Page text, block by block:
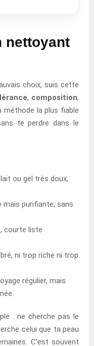
nettoyant
choix, suis cette
, composition,
méthode la plus fiable
te perdre dans le
ou gel très doux,
mais purifiante, sans
courte liste
ni trop riche ni trop
régulier, mais
: ne cherche pas le
celui que ta peau
C’est souvent